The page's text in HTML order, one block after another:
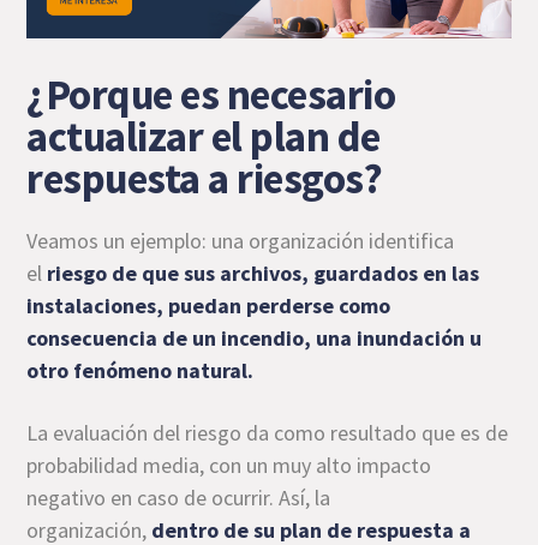
¿Porque es necesario
actualizar el plan de
respuesta a riesgos?
Veamos un ejemplo: una organización identifica
el riesgo de que sus archivos, guardados en las
instalaciones, puedan perderse como
consecuencia de un incendio, una inundación u
otro fenómeno natural.
La evaluación del riesgo da como resultado que es de
probabilidad media, con un muy alto impacto
negativo en caso de ocurrir. Así, la
organización, dentro de su plan de respuesta a